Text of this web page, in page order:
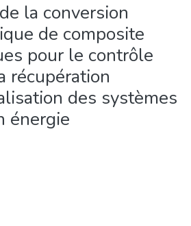
la conversion
de composite
pour le contrôle
récupération
des systèmes
énergie